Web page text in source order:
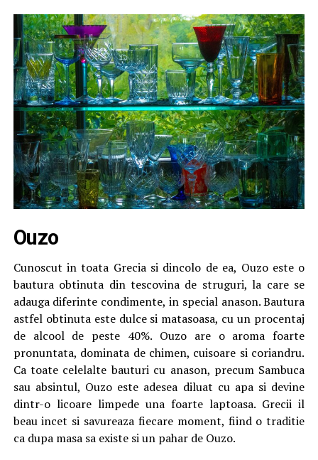
Ouzo
Cunoscut in toata Grecia si dincolo de ea, Ouzo este o
bautura obtinuta din tescovina de struguri, la care se
adauga diferinte condimente, in special anason. Bautura
astfel obtinuta este dulce si matasoasa, cu un procentaj
de alcool de peste 40%. Ouzo are o aroma foarte
pronuntata, dominata de chimen, cuisoare si coriandru.
Ca toate celelalte bauturi cu anason, precum Sambuca
sau absintul, Ouzo este adesea diluat cu apa si devine
dintr-o licoare limpede una foarte laptoasa. Grecii il
beau incet si savureaza fiecare moment, fiind o traditie
ca dupa masa sa existe si un pahar de Ouzo.